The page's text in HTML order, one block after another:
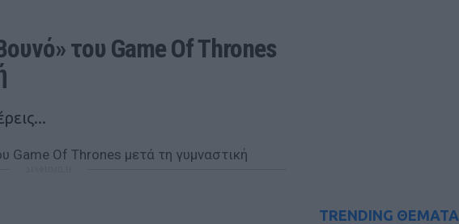
TRENDING ΘΕΜΑΤΑ
του Game Of Thrones